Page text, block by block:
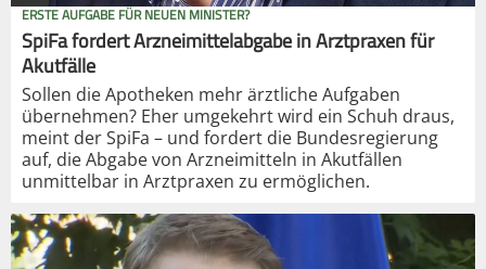
ERSTE AUFGABE FÜR NEUEN MINISTER?
SpiFa fordert Arzneimittelabgabe in Arztpraxen für
Akutfälle
Sollen die Apotheken mehr ärztliche Aufgaben
übernehmen? Eher umgekehrt wird ein Schuh draus,
meint der SpiFa – und fordert die Bundesregierung
auf, die Abgabe von Arzneimitteln in Akutfällen
unmittelbar in Arztpraxen zu ermöglichen.